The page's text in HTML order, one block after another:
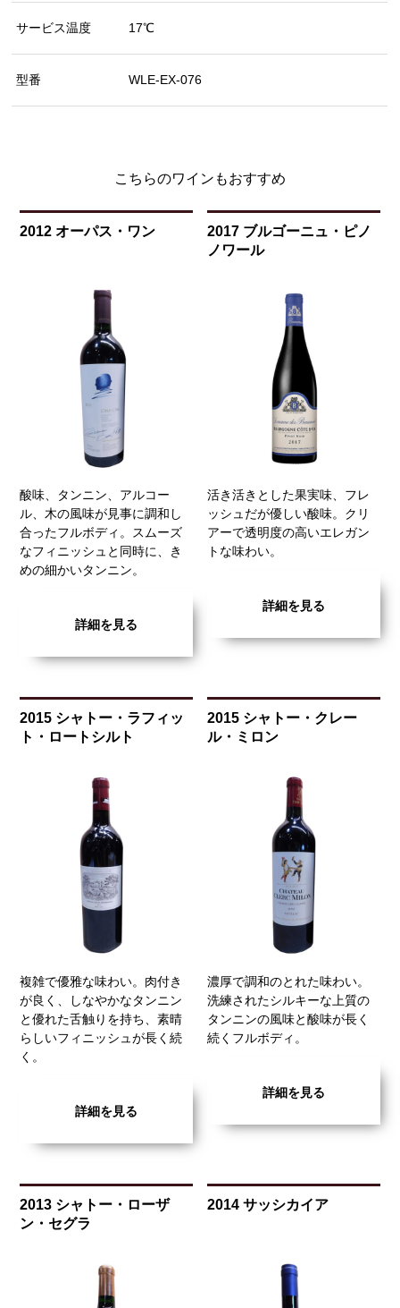
サービス温度 17℃
型番 WLE-EX-076
こちらのワインもおすすめ
2012 オーパス・ワン
酸味、タンニン、アルコー
ル、木の風味が見事に調和し
合ったフルボディ。スムーズ
なフィニッシュと同時に、き
めの細かいタンニン。
詳細を見る
2017 ブルゴーニュ・ピノ
ノワール
活き活きとした果実味、フレ
ッシュだが優しい酸味。クリ
アーで透明度の高いエレガン
トな味わい。
詳細を見る
2015 シャトー・ラフィッ
ト・ロートシルト
複雑で優雅な味わい。肉付き
が良く、しなやかなタンニン
と優れた舌触りを持ち、素晴
らしいフィニッシュが長く続
く。
詳細を見る
2015 シャトー・クレー
ル・ミロン
濃厚で調和のとれた味わい。
洗練されたシルキーな上質の
タンニンの風味と酸味が長く
続くフルボディ。
詳細を見る
2013 シャトー・ローザ
ン・セグラ
2014 サッシカイア